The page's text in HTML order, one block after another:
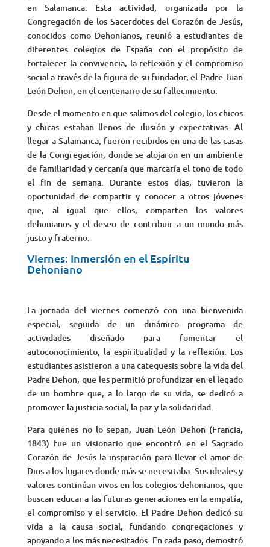
en Salamanca. Esta actividad, organizada por la
Congregación de los Sacerdotes del Corazón de Jesús,
conocidos como Dehonianos, reunió a estudiantes de
diferentes colegios de España con el propósito de
fortalecer la convivencia, la reflexión y el compromiso
social a través de la figura de su fundador, el Padre Juan
León Dehon, en el centenario de su fallecimiento.
Desde el momento en que salimos del colegio, los chicos
y chicas estaban llenos de ilusión y expectativas. Al
llegar a Salamanca, fueron recibidos en una de las casas
de la Congregación, donde se alojaron en un ambiente
de familiaridad y cercanía que marcaría el tono de todo
el fin de semana. Durante estos días, tuvieron la
oportunidad de compartir y conocer a otros jóvenes
que, al igual que ellos, comparten los valores
dehonianos y el deseo de contribuir a un mundo más
justo y fraterno.
Viernes: Inmersión en el Espíritu
Dehoniano
La jornada del viernes comenzó con una bienvenida
especial, seguida de un dinámico programa de
actividades diseñado para fomentar el
autoconocimiento, la espiritualidad y la reflexión. Los
estudiantes asistieron a una catequesis sobre la vida del
Padre Dehon, que les permitió profundizar en el legado
de un hombre que, a lo largo de su vida, se dedicó a
promover la justicia social, la paz y la solidaridad.
Para quienes no lo sepan, Juan León Dehon (Francia,
1843) fue un visionario que encontró en el Sagrado
Corazón de Jesús la inspiración para llevar el amor de
Dios a los lugares donde más se necesitaba. Sus ideales y
valores continúan vivos en los colegios dehonianos, que
buscan educar a las futuras generaciones en la empatía,
el compromiso y el servicio. El Padre Dehon dedicó su
vida a la causa social, fundando congregaciones y
apoyando a los más necesitados. En cada paso, demostró